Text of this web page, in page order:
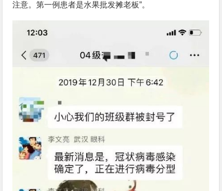
注意。第一例患者是水果批发摊老板”。